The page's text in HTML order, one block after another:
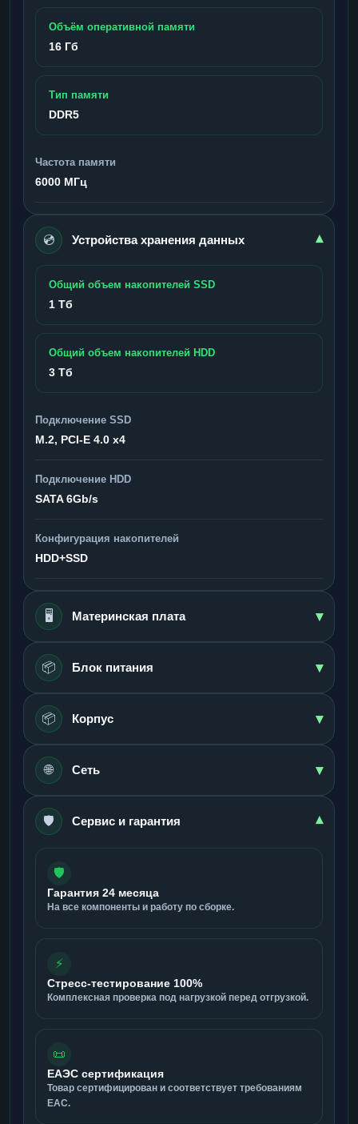
Объём оперативной памяти
16 Гб
Тип памяти
DDR5
Частота памяти
6000 МГц
💿 Устройства хранения данных ▾
Общий объем накопителей SSD
1 Тб
Общий объем накопителей HDD
3 Тб
Подключение SSD
M.2, PCI-E 4.0 x4
Подключение HDD
SATA 6Gb/s
Конфигурация накопителей
HDD+SSD
🖥️ Материнская плата ▾
📦 Блок питания ▾
📦 Корпус ▾
🌐 Сеть ▾
🛡️ Сервис и гарантия ▾
🛡️
Гарантия 24 месяца
На все компоненты и работу по сборке.
⚡
Стресс-тестирование 100%
Комплексная проверка под нагрузкой перед отгрузкой.
📜
ЕАЭС сертификация
Товар сертифицирован и соответствует требованиям
ЕАС.